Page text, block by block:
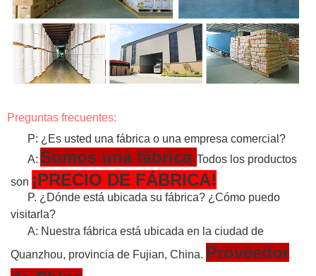
Preguntas frecuentes:
P: ¿Es usted una fábrica o una empresa comercial?
A: Somos una fábrica Todos los productos
son ¡PRECIO DE FÁBRICA!
P. ¿Dónde está ubicada su fábrica? ¿Cómo puedo
visitarla?
A: Nuestra fábrica está ubicada en la ciudad de
Quanzhou, provincia de Fujian, China. Proveedor